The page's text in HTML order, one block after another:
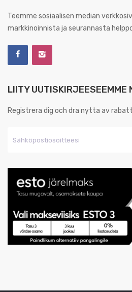
Teemme sosiaalisen median
markkinoinnista ja seurannasta
LIITY UUTISKIRJEESEEMME
Registrera dig och dra nytta av